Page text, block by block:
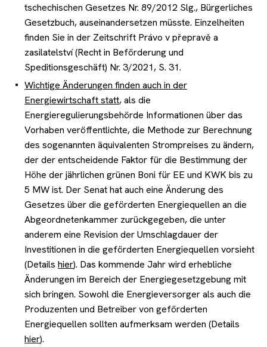
tschechischen Gesetzes Nr. 89/2012 Slg., Bürgerliches
Gesetzbuch, auseinandersetzen müsste. Einzelheiten
finden Sie in der Zeitschrift Právo v přepravě a
zasilatelství (Recht in Beförderung und
Speditionsgeschäft) Nr. 3/2021, S. 31.
Wichtige Änderungen finden auch in der
Energiewirtschaft statt, als die
Energieregulierungsbehörde Informationen über das
Vorhaben veröffentlichte, die Methode zur Berechnung
des sogenannten äquivalenten Strompreises zu ändern,
der der entscheidende Faktor für die Bestimmung der
Höhe der jährlichen grünen Boni für EE und KWK bis zu
5 MW ist. Der Senat hat auch eine Änderung des
Gesetzes über die geförderten Energiequellen an die
Abgeordnetenkammer zurückgegeben, die unter
anderem eine Revision der Umschlagdauer der
Investitionen in die geförderten Energiequellen vorsieht
(Details hier). Das kommende Jahr wird erhebliche
Änderungen im Bereich der Energiegesetzgebung mit
sich bringen. Sowohl die Energieversorger als auch die
Produzenten und Betreiber von geförderten
Energiequellen sollten aufmerksam werden (Details
hier).